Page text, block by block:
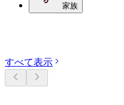
家族
すべて表示